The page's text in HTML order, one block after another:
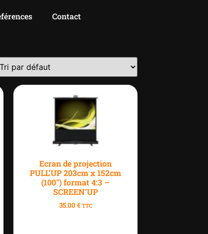
Contact
Ecran de projection
PULL’UP 203cm x 152cm
(100″) format 4:3 –
SCREEN’UP
35.00€ TTC